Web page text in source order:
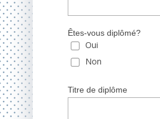
Êtes-vous diplômé?
Oui
Non
Titre de diplôme